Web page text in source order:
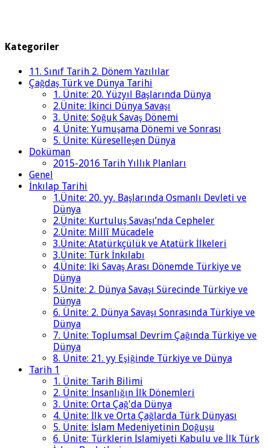
Kategoriler
11. Sınıf Tarih 2. Dönem Yazılılar
Çağdaş Türk ve Dünya Tarihi
1. Ünite: 20. Yüzyıl Başlarında Dünya
2.Ünite: İkinci Dünya Savaşı
3. Ünite: Soğuk Savaş Dönemi
4. Ünite: Yumuşama Dönemi ve Sonrası
5. Ünite: Küreselleşen Dünya
Doküman
2015-2016 Tarih Yıllık Planları
Genel
İnkılap Tarihi
1.Ünite: 20. yy. Başlarında Osmanlı Devleti ve
Dünya
2.Ünite: Kurtuluş Savaşı’nda Cepheler
2.Ünite: Millî Mücadele
3.Ünite: Atatürkçülük ve Atatürk İlkeleri
3.Ünite: Türk İnkılabı
4.Ünite: İki Savaş Arası Dönemde Türkiye ve
Dünya
5.Ünite: 2. Dünya Savaşı Sürecinde Türkiye ve
Dünya
6. Ünite: 2. Dünya Savaşı Sonrasında Türkiye ve
Dünya
7. Ünite: Toplumsal Devrim Çağında Türkiye ve
Dünya
8. Ünite: 21. yy Eşiğinde Türkiye ve Dünya
Tarih 1
1. Ünite: Tarih Bilimi
2. Ünite: İnsanlığın İlk Dönemleri
3. Ünite: Orta Çağ'da Dünya
4. Ünite: İlk ve Orta Çağlarda Türk Dünyası
5. Ünite: İslam Medeniyetinin Doğuşu
6. Ünite: Türklerin İslamiyeti Kabulu ve İlk Türk